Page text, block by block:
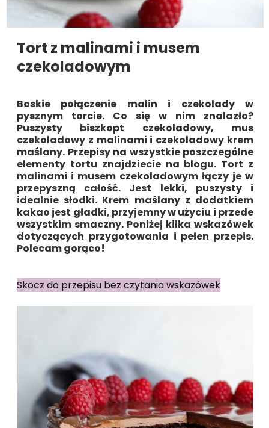
Tort z malinami i musem
czekoladowym
Boskie połączenie malin i czekolady w
pysznym torcie. Co się w nim znalazło?
Puszysty biszkopt czekoladowy, mus
czekoladowy z malinami i czekoladowy krem
maślany. Przepisy na wszystkie poszczególne
elementy tortu znajdziecie na blogu. Tort z
malinami i musem czekoladowym łączy je w
przepyszną całość. Jest lekki, puszysty i
idealnie słodki. Krem maślany z dodatkiem
kakao jest gładki, przyjemny w użyciu i przede
wszystkim smaczny. Poniżej kilka wskazówek
dotyczących przygotowania i pełen przepis.
Polecam gorąco!
Skocz do przepisu bez czytania wskazówek